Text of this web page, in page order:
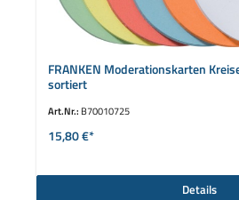
FRANKEN Moderationskarten
sortiert
Art.Nr.: B70010725
15,80 €*
Details